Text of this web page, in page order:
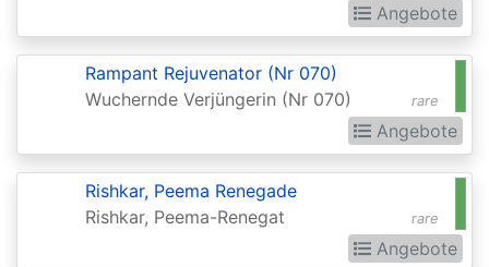
Forgotten
Conspiracy
Conspiracy:
Angebote
rare
Rampant Rejuvenator (Nr 070)
Wuchernde Verjüngerin (Nr 070)
Angebote
rare
Rishkar, Peema Renegade
Rishkar, Peema-Renegat
Angebote